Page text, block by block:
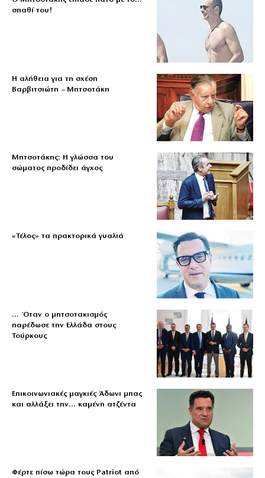
σπαθί του!
Η αλήθεια για τη σχέση
Βαρβιτσιώτη – Μητσοτάκη
Μητσοτάκης: Η γλώσσα του
σώματος προδίδει άγχος
«Τέλος» τα πρακτορικά γυαλιά
… Όταν ο μητσοτακισμός
παρέδωσε την Ελλάδα στους
Τούρκους
Επικοινωνιακές μαγκιές Άδωνι μπας
και αλλάξει την… καμένη ατζέντα
Φέρτε πίσω τώρα τους Patriot από